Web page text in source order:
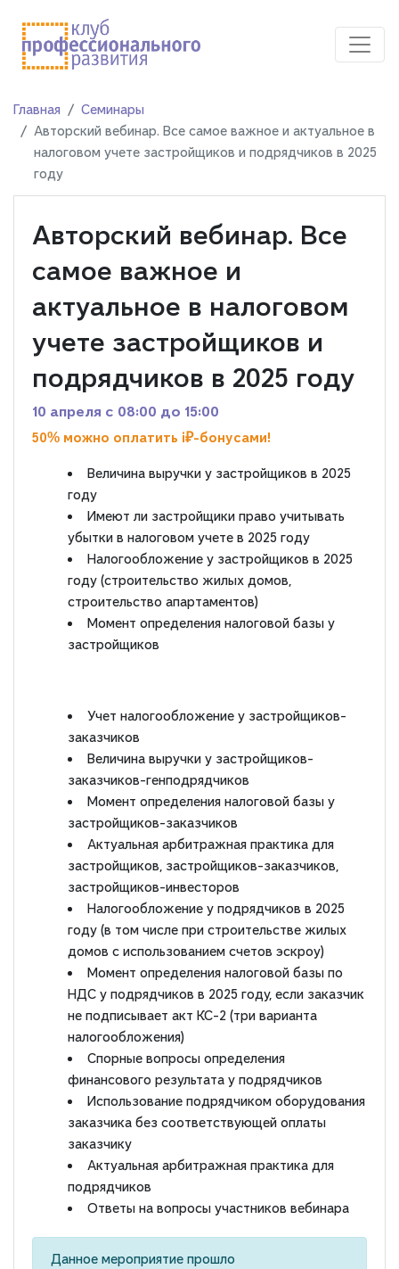
Главная
Семинары
Авторский вебинар. Все самое важное и актуальное в
налоговом учете застройщиков и подрядчиков в 2025
году
Авторский вебинар. Все
самое важное и
актуальное в налоговом
учете застройщиков и
подрядчиков в 2025 году
10 апреля c 08:00 до 15:00
50% можно оплатить i₽-бонусами!
Величина выручки у застройщиков в 2025
году
Имеют ли застройщики право учитывать
убытки в налоговом учете в 2025 году
Налогообложение у застройщиков в 2025
году (строительство жилых домов,
строительство апартаментов)
Момент определения налоговой базы у
застройщиков
Учет налогообложение у застройщиков-
заказчиков
Величина выручки у застройщиков-
заказчиков-генподрядчиков
Момент определения налоговой базы у
застройщиков-заказчиков
Актуальная арбитражная практика для
застройщиков, застройщиков-заказчиков,
застройщиков-инвесторов
Налогообложение у подрядчиков в 2025
году (в том числе при строительстве жилых
домов с использованием счетов эскроу)
Момент определения налоговой базы по
НДС у подрядчиков в 2025 году, если заказчик
не подписывает акт КС-2 (три варианта
налогообложения)
Спорные вопросы определения
финансового результата у подрядчиков
Использование подрядчиком оборудования
заказчика без соответствующей оплаты
заказчику
Актуальная арбитражная практика для
подрядчиков
Ответы на вопросы участников вебинара
Данное мероприятие прошло